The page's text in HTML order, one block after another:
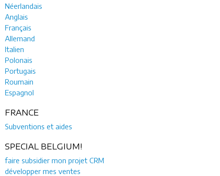
Néerlandais
Anglais
Français
Allemand
Italien
Polonais
Portugais
Roumain
Espagnol
FRANCE
Subventions et aides
SPECIAL BELGIUM!
faire subsidier mon projet CRM
développer mes ventes